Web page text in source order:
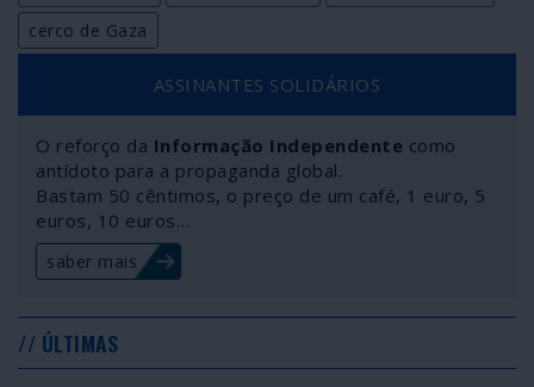
cerco de Gaza
ASSINANTES SOLIDÁRIOS
O reforço da Informação Independente como
antídoto para a propaganda global.
Bastam 50 cêntimos, o preço de um café, 1 euro, 5
euros, 10 euros…
saber mais
// ÚLTIMAS